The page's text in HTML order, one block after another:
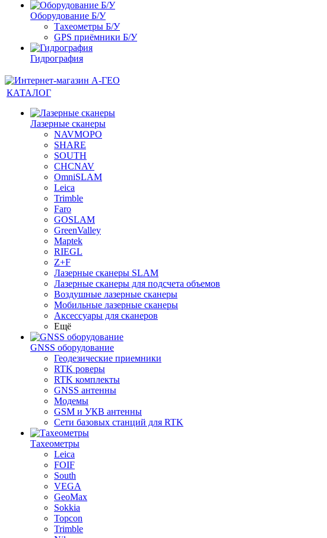
Оборудование Б/У
Тахеометры Б/У
GPS приёмники Б/У
Гидрография
КАТАЛОГ
Лазерные сканеры
NAVMOPO
SHARE
SOUTH
CHCNAV
OmniSLAM
Leica
Trimble
Faro
GOSLAM
GreenValley
Maptek
RIEGL
Z+F
Лазерные сканеры SLAM
Лазерные сканеры для подсчета объемов
Воздушные лазерные сканеры
Мобильные лазерные сканеры
Аксессуары для сканеров
Ещё
GNSS оборудование
Геодезические приемники
RTK роверы
RTK комплекты
GNSS антенны
Модемы
GSM и УКВ антенны
Сети базовых станций для RTK
Тахеометры
Leica
FOIF
South
VEGA
GeoMax
Sokkia
Topcon
Trimble